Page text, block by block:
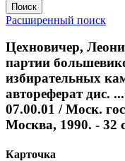
Поиск
Расширенный поиск
Цехновичер,
партии
избирательных
автореферат дис.
07.00.01 / Моск.
Москва, 1990. - 32
Карточка